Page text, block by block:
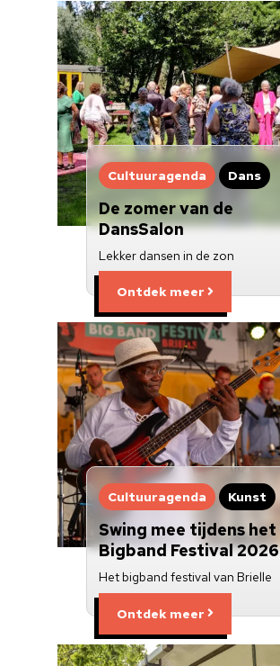
Cultuuragenda Dans
De zomer van de
DansSalon
Lekker dansen in de zon
Ontdek meer
Cultuuragenda Kunst
Swing mee tijdens het
Bigband Festival 2026
Het bigband festival van Brielle
Ontdek meer